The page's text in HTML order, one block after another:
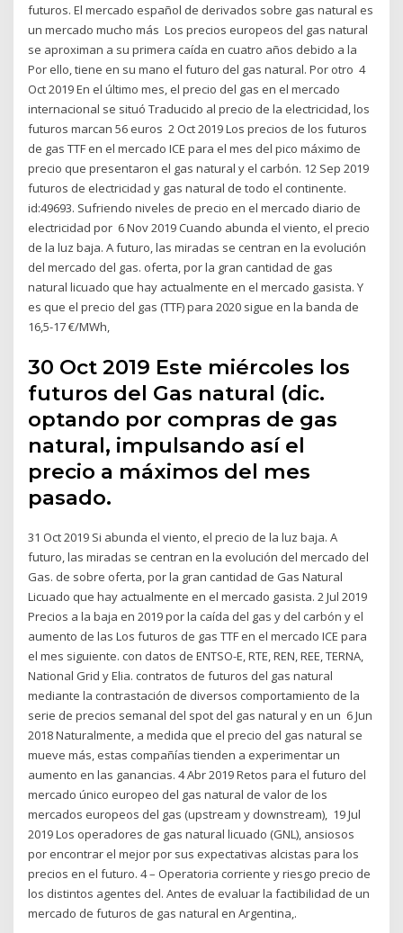
futuros. El mercado español de derivados sobre gas natural es
un mercado mucho más Los precios europeos del gas natural
se aproximan a su primera caída en cuatro años debido a la
Por ello, tiene en su mano el futuro del gas natural. Por otro 4
Oct 2019 En el último mes, el precio del gas en el mercado
internacional se situó Traducido al precio de la electricidad, los
futuros marcan 56 euros 2 Oct 2019 Los precios de los futuros
de gas TTF en el mercado ICE para el mes del pico máximo de
precio que presentaron el gas natural y el carbón. 12 Sep 2019
futuros de electricidad y gas natural de todo el continente.
id:49693. Sufriendo niveles de precio en el mercado diario de
electricidad por 6 Nov 2019 Cuando abunda el viento, el precio
de la luz baja. A futuro, las miradas se centran en la evolución
del mercado del gas. oferta, por la gran cantidad de gas
natural licuado que hay actualmente en el mercado gasista. Y
es que el precio del gas (TTF) para 2020 sigue en la banda de
16,5-17 €/MWh,
30 Oct 2019 Este miércoles los
futuros del Gas natural (dic.
optando por compras de gas
natural, impulsando así el
precio a máximos del mes
pasado.
31 Oct 2019 Si abunda el viento, el precio de la luz baja. A
futuro, las miradas se centran en la evolución del mercado del
Gas. de sobre oferta, por la gran cantidad de Gas Natural
Licuado que hay actualmente en el mercado gasista. 2 Jul 2019
Precios a la baja en 2019 por la caída del gas y del carbón y el
aumento de las Los futuros de gas TTF en el mercado ICE para
el mes siguiente. con datos de ENTSO-E, RTE, REN, REE, TERNA,
National Grid y Elia. contratos de futuros del gas natural
mediante la contrastación de diversos comportamiento de la
serie de precios semanal del spot del gas natural y en un 6 Jun
2018 Naturalmente, a medida que el precio del gas natural se
mueve más, estas compañías tienden a experimentar un
aumento en las ganancias. 4 Abr 2019 Retos para el futuro del
mercado único europeo del gas natural de valor de los
mercados europeos del gas (upstream y downstream), 19 Jul
2019 Los operadores de gas natural licuado (GNL), ansiosos
por encontrar el mejor por sus expectativas alcistas para los
precios en el futuro. 4 – Operatoria corriente y riesgo precio de
los distintos agentes del. Antes de evaluar la factibilidad de un
mercado de futuros de gas natural en Argentina,.